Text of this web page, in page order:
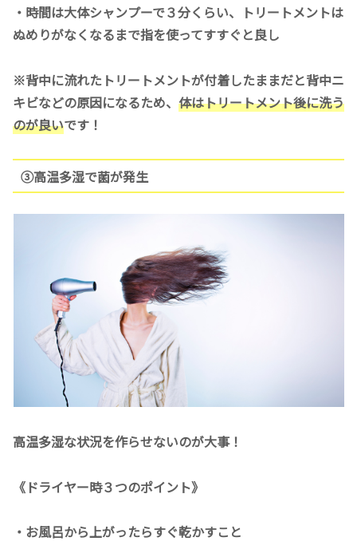
・時間は大体シャンプーで３分くらい、トリートメントは
ぬめりがなくなるまで指を使ってすすぐと良し
※背中に流れたトリートメントが付着したままだと背中ニ
キビなどの原因になるため、 体はトリートメント後に洗う
のが良いです！
③高温多湿で菌が発生
高温多湿な状況を作らせないのが大事！
《ドライヤー時３つのポイント》
・お風呂から上がったらすぐ乾かすこと